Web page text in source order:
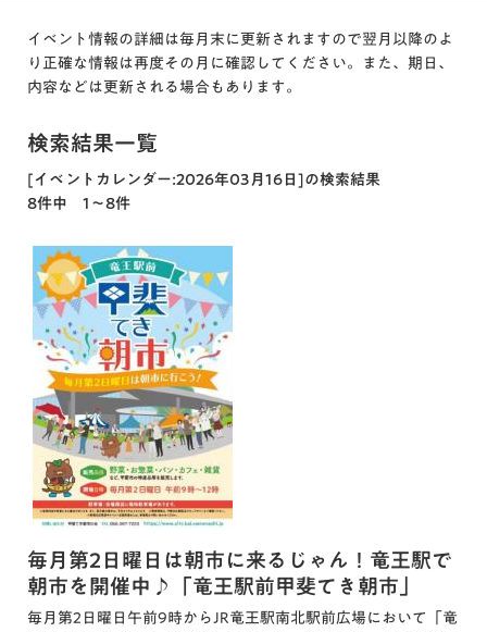
イベント情報の詳細は毎月末に更新されますので翌月以降のよ
り正確な情報は再度その月に確認してください。また、期日、
内容などは更新される場合もあります。
検索結果一覧
[イベントカレンダー:2026年03月16日]の検索結果
8件中 1～8件
毎月第2日曜日は朝市に来るじゃん！竜王駅で
朝市を開催中♪「竜王駅前甲斐てき朝市」
毎月第2日曜日午前9時からJR竜王駅南北駅前広場において「竜